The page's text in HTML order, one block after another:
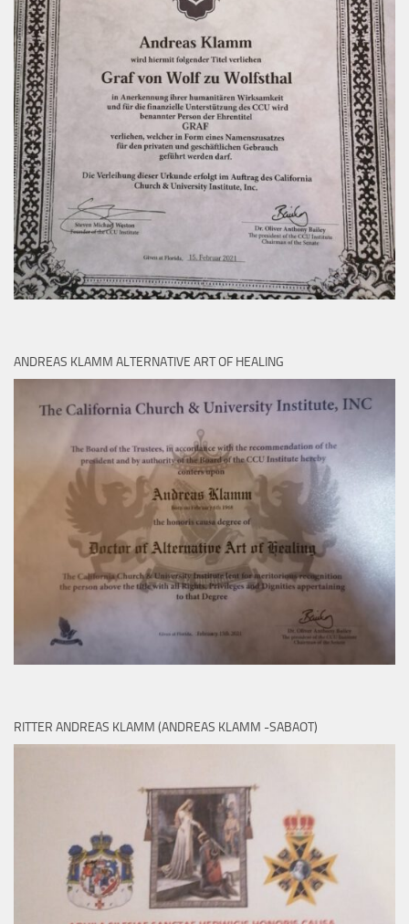
ANDREAS KLAMM ALTERNATIVE ART OF HEALING
RITTER ANDREAS KLAMM (ANDREAS KLAMM -SABAOT)